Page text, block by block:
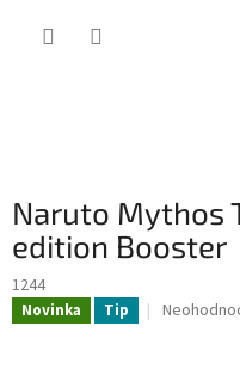
Naruto Mythos
edition Booster
1244
Novinka Tip
Průměrné